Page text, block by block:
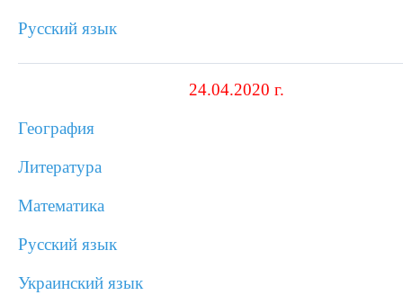
Русский язык
24.04.2020 г.
География
Литература
Математика
Русский язык
Украинский язык